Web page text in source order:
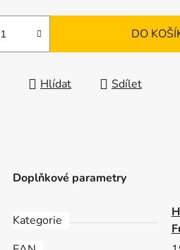
DO
Hlídat Sdílet
Doplňkové parametry
Kategorie